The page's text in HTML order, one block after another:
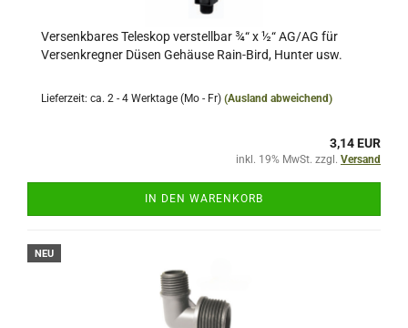
Versenkbares Teleskop verstellbar ¾“ x ½“ AG/AG für
Versenkregner Düsen Gehäuse Rain-Bird, Hunter usw.
Lieferzeit: ca. 2 - 4 Werktage (Mo - Fr) (Ausland abweichend)
3,14 EUR
inkl. 19% MwSt. zzgl. Versand
IN DEN WARENKORB
NEU